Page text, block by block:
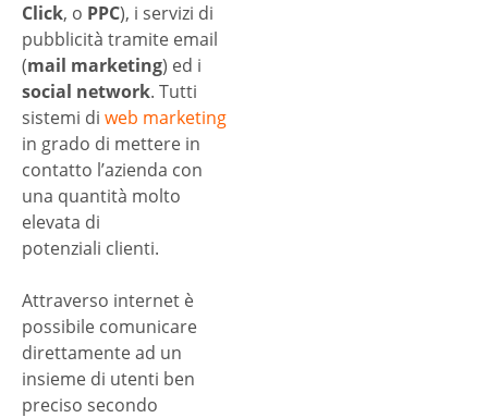
Click, o PPC), i servizi di
pubblicità tramite email
(mail marketing) ed i
social network. Tutti
sistemi di web marketing
in grado di mettere in
contatto l’azienda con
una quantità molto
elevata di
potenziali clienti.
Attraverso internet è
possibile comunicare
direttamente ad un
insieme di utenti ben
preciso secondo